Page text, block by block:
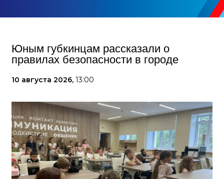
Юным губкинцам рассказали о
правилах безопасности в городе
10 августа 2026, 13:00